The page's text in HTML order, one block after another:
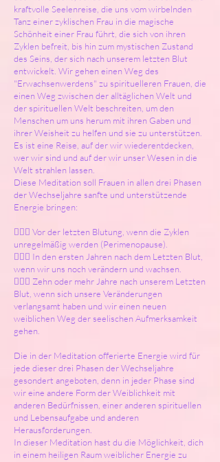
kraftvolle Seelenreise, die uns vom wirbelnden
Tanz einer zyklischen Frau in die magische
Schönheit einer Frau führt, die sich von ihren
Zyklen befreit, bis hin zum mystischen Zustand
des Seins, der sich nach unserem letzten Blut
entwickelt. Wir gehen einen Weg des
"Erwachsenwerdens" zu spirituelleren Frauen, die
einen Weg zwischen der alltäglichen Welt und
der spirituellen Welt beschreiten, um den
Menschen um uns herum mit ihren Gaben und
ihrer Weisheit zu helfen und sie zu unterstützen.
Es ist eine Reise, auf der wir wiederentdecken,
wer wir sind und auf der wir unser Wesen in die
Welt strahlen lassen.
Diese Meditation soll Frauen in allen drei Phasen
der Wechseljahre sanfte und unterstützende
Energie bringen:
🧙🏻‍♀️ Vor der letzten Blutung, wenn die Zyklen
unregelmäßig werden (Perimenopause).
🧙🏻‍♀️ In den ersten Jahren nach dem Letzten Blut,
wenn wir uns noch verändern und wachsen.
🧙🏻‍♀️ Zehn oder mehr Jahre nach unserem Letzten
Blut, wenn sich unsere Veränderungen
verlangsamt haben und wir einen neuen
weiblichen Weg der seelischen Aufmerksamkeit
gehen.
Die in der Meditation offerierte Energie wird für
jede dieser drei Phasen der Wechseljahre
gesondert angeboten, denn in jeder Phase sind
wir eine andere Form der Weiblichkeit mit
anderen Bedürfnissen, einer anderen spirituellen
und Lebensaufgabe und anderen
Herausforderungen.
In dieser Meditation hast du die Möglichkeit, dich
in einem heiligen Raum weiblicher Energie zu